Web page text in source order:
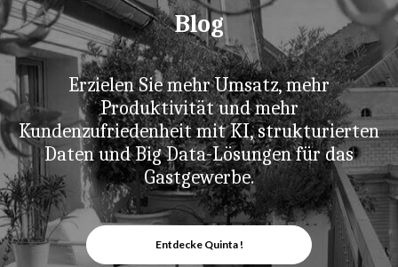
Blog
Erzielen Sie mehr Umsatz, mehr
Produktivität und mehr
Kundenzufriedenheit mit KI, strukturierten
Daten und Big Data-Lösungen für das
Gastgewerbe.
Entdecke Quinta !